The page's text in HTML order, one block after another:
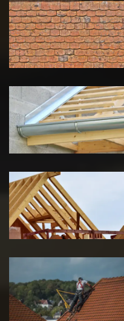
démoussage de
toiture 39
Jura
Pose de
Chéneau 39
Jura
Traitement de
charpente 39
Jura
Urgence fuite
de toiture 39
Jura